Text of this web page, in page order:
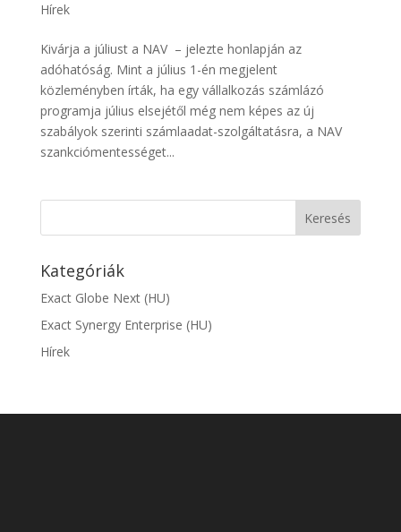
Hírek
Kivárja a júliust a NAV – jelezte honlapján az
adóhatóság. Mint a július 1-én megjelent
közleményben írták, ha egy vállalkozás számlázó
programja július elsejétől még nem képes az új
szabályok szerinti számlaadat-szolgáltatásra, a NAV
szankciómentességet...
Kategóriák
Exact Globe Next (HU)
Exact Synergy Enterprise (HU)
Hírek